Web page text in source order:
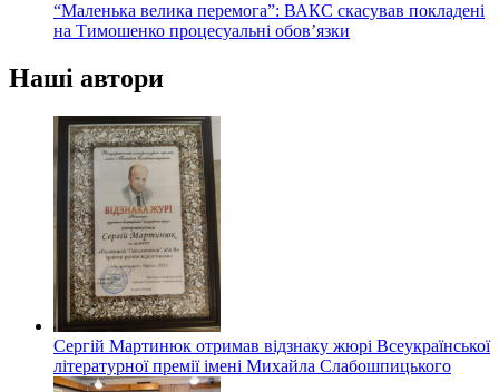
“Маленька велика перемога”: ВАКС скасував покладені
на Тимошенко процесуальні обов’язки
Наші автори
Сергій Мартинюк отримав відзнаку жюрі Всеукраїнської
літературної премії імені Михайла Слабошпицького